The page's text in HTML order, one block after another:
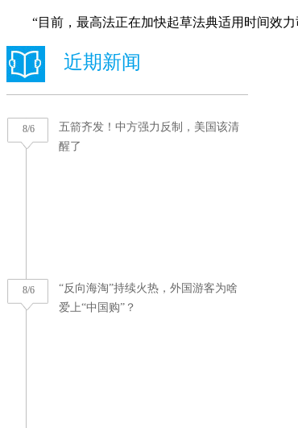
“目前，最高法正在加快起草法典适用时间效力